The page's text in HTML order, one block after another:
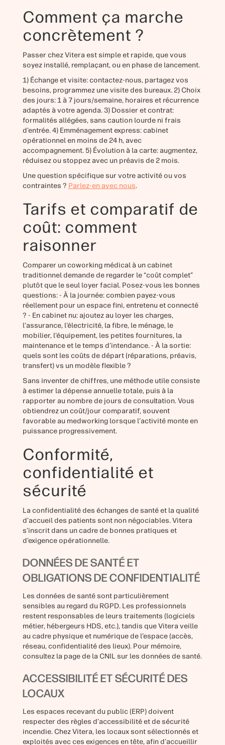
Comment ça marche
concrètement ?
Passer chez Vitera est simple et rapide, que vous
soyez installé, remplaçant, ou en phase de lancement.
1) Échange et visite: contactez-nous, partagez vos
besoins, programmez une visite des bureaux. 2) Choix
des jours: 1 à 7 jours/semaine, horaires et récurrence
adaptés à votre agenda. 3) Dossier et contrat:
formalités allégées, sans caution lourde ni frais
d’entrée. 4) Emménagement express: cabinet
opérationnel en moins de 24 h, avec
accompagnement. 5) Évolution à la carte: augmentez,
réduisez ou stoppez avec un préavis de 2 mois.
Une question spécifique sur votre activité ou vos
contraintes ? Parlez-en avec nous.
Tarifs et comparatif de
coût: comment
raisonner
Comparer un coworking médical à un cabinet
traditionnel demande de regarder le “coût complet”
plutôt que le seul loyer facial. Posez-vous les bonnes
questions: - À la journée: combien payez-vous
réellement pour un espace fini, entretenu et connecté
? - En cabinet nu: ajoutez au loyer les charges,
l’assurance, l’électricité, la fibre, le ménage, le
mobilier, l’équipement, les petites fournitures, la
maintenance et le temps d’intendance. - À la sortie:
quels sont les coûts de départ (réparations, préavis,
transfert) vs un modèle flexible ?
Sans inventer de chiffres, une méthode utile consiste
à estimer la dépense annuelle totale, puis à la
rapporter au nombre de jours de consultation. Vous
obtiendrez un coût/jour comparatif, souvent
favorable au medworking lorsque l’activité monte en
puissance progressivement.
Conformité,
confidentialité et
sécurité
La confidentialité des échanges de santé et la qualité
d’accueil des patients sont non négociables. Vitera
s’inscrit dans un cadre de bonnes pratiques et
d’exigence opérationnelle.
DONNÉES DE SANTÉ ET
OBLIGATIONS DE CONFIDENTIALITÉ
Les données de santé sont particulièrement
sensibles au regard du RGPD. Les professionnels
restent responsables de leurs traitements (logiciels
métier, hébergeurs HDS, etc.), tandis que Vitera veille
au cadre physique et numérique de l’espace (accès,
réseau, confidentialité des lieux). Pour mémoire,
consultez la page de la CNIL sur les données de santé.
ACCESSIBILITÉ ET SÉCURITÉ DES
LOCAUX
Les espaces recevant du public (ERP) doivent
respecter des règles d’accessibilité et de sécurité
incendie. Chez Vitera, les locaux sont sélectionnés et
exploités avec ces exigences en tête, afin d’accueillir